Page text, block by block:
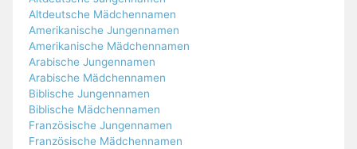
Altdeutsche Mädchennamen
Amerikanische Jungennamen
Amerikanische Mädchennamen
Arabische Jungennamen
Arabische Mädchennamen
Biblische Jungennamen
Biblische Mädchennamen
Französische Jungennamen
Französische Mädchennamen